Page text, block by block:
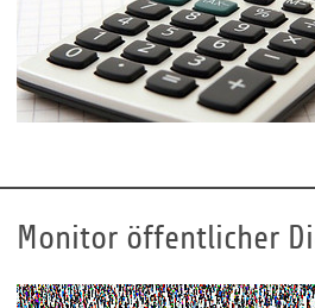
Monitor öffentlicher